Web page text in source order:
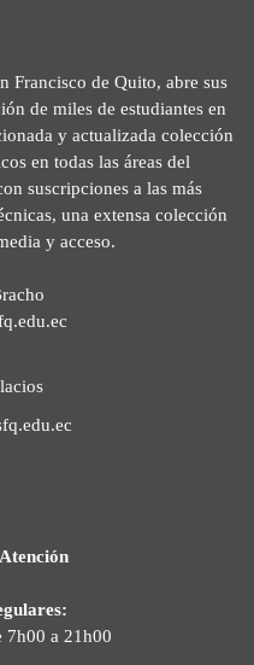
Francisco de Quito, abre sus
de miles de estudiantes en
y actualizada colección
en todas las áreas del
suscripciones a las más
una extensa colección
y acceso.
7h00 a 21h00